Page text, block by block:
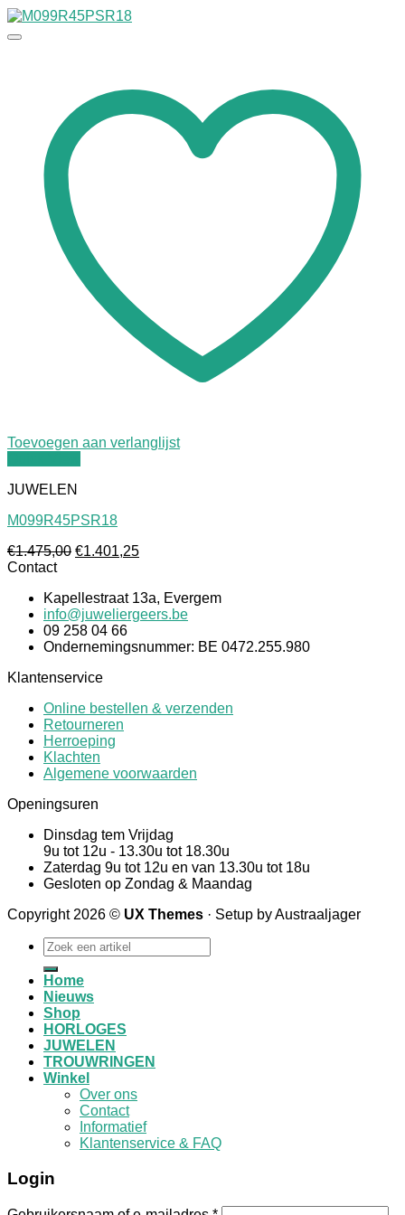
Toevoegen aan verlanglijst
JUWELEN
M099R45PSR18
€1.475,00 Oorspronkelijke
€1.475,00.
€1.401,25Huidige
€1.401,25.
Contact
Kapellestraat 13a, Evergem
info@juweliergeers.be
09 258 04 66
Ondernemingsnummer: BE 0472.255.980
Klantenservice
Online bestellen & verzenden
Retourneren
Herroeping
Klachten
Algemene voorwaarden
Openingsuren
Dinsdag tem Vrijdag
9u tot 12u - 13.30u tot 18.30u
Zaterdag 9u tot 12u en van 13.30u tot 18u
Gesloten op Zondag & Maandag
Copyright 2026 © UX Themes · Setup by Austraaljager
Zoeken
naar:
Home
Nieuws
Shop
HORLOGES
JUWELEN
TROUWRINGEN
Winkel
Over ons
Contact
Informatief
Klantenservice & FAQ
Login